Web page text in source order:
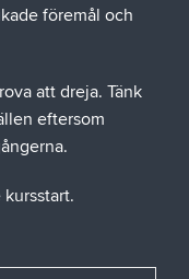
föremål och
att dreja. Tänk
eftersom